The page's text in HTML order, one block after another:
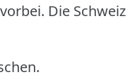
Die Schweiz